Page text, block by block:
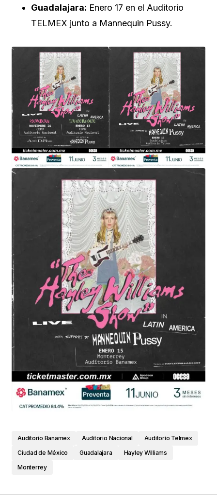
Guadalajara: Enero 17 en el Auditorio
TELMEX junto a Mannequin Pussy.
Auditorio Banamex Auditorio Nacional
Auditorio Telmex
Ciudad de México
Guadalajara
Hayley Williams
Monterrey